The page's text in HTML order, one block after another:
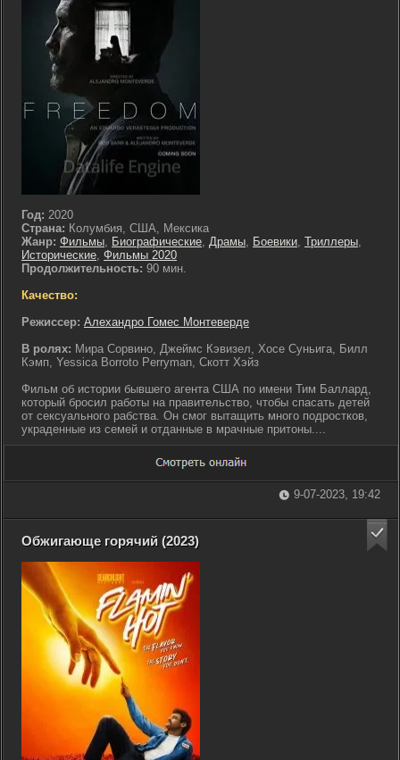
Год: 2020
Страна: Колумбия, США, Мексика
Жанр: Фильмы, Биографические, Драмы, Боевики, Триллеры,
Исторические, Фильмы 2020
Продолжительность: 90 мин.
Качество:
Режиссер: Алехандро Гомес Монтеверде
В ролях: Мира Сорвино, Джеймс Кэвизел, Хосе Суньига, Билл
Кэмп, Yessica Borroto Perryman, Скотт Хэйз
Фильм об истории бывшего агента США по имени Тим Баллард,
который бросил работы на правительство, чтобы спасать детей
от сексуального рабства. Он смог вытащить много подростков,
украденные из семей и отданные в мрачные притоны....
9-07-2023, 19:42
Обжигающе горячий (2023)